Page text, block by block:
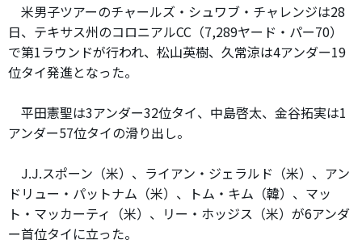
米男子ツアーのチャールズ・シュワブ・チャレンジは28
日、テキサス州のコロニアルCC（7,289ヤード・パー70）
で第1ラウンドが行われ、松山英樹、久常涼は4アンダー19
位タイ発進となった。
平田憲聖は3アンダー32位タイ、中島啓太、金谷拓実は1
アンダー57位タイの滑り出し。
J.J.スポーン（米）、ライアン・ジェラルド（米）、アン
ドリュー・パットナム（米）、トム・キム（韓）、マッ
ト・マッカーティ（米）、リー・ホッジス（米）が6アンダ
ー首位タイに立った。